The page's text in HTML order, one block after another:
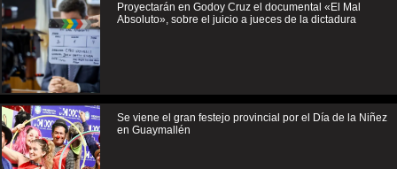
Proyectarán en Godoy Cruz el documental «El Mal
Absoluto», sobre el juicio a jueces de la dictadura
Se viene el gran festejo provincial por el Día de la Niñez
en Guaymallén